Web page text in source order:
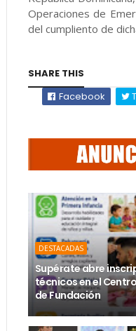
Operaciones de
del cumpliento de
SHARE THIS
Facebook
DESTACADAS
Supérate abre
técnicos en el
de Fundación